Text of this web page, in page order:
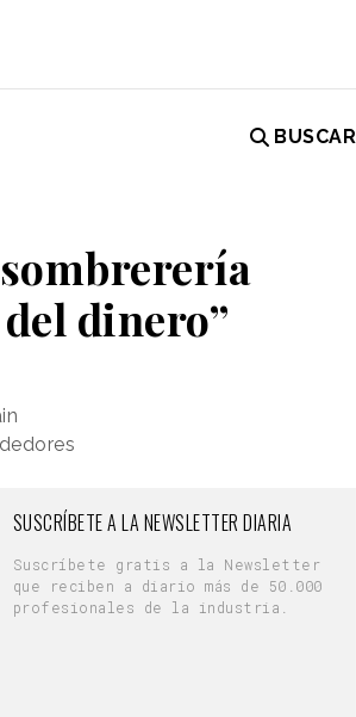
BUSCAR
dinero”
SUSCRÍBETE A LA NEWSLETTER DIARIA
Suscríbete gratis a la Newsletter
que reciben a diario más de 50.000
profesionales de la industria.